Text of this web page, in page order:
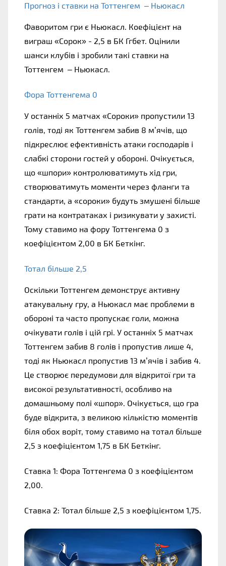
Прогноз і ставки на Тоттенгем – Ньюкасл
Фаворитом гри є Ньюкасл. Коефіцієнт на
виграш «Сорок» - 2,5 в БК Ггбет. Оцінили
шанси клубів і зробили такі ставки на
Тоттенгем – Ньюкасл.
Фора Тоттенгема 0
У останніх 5 матчах «Сороки» пропустили 13
голів, тоді як Тоттенгем забив 8 м’ячів, що
підкреслює ефективність атаки господарів і
слабкі сторони гостей у обороні. Очікується,
що «шпори» контролюватимуть хід гри,
створюватимуть моменти через фланги та
стандарти, а «сороки» будуть змушені більше
грати на контратаках і ризикувати у захисті.
Тому ставимо на фору Тоттенгема 0 з
коефіцієнтом 2,00 в БК Беткінг.
Тотал більше 2,5
Оскільки Тоттенгем демонструє активну
атакувальну гру, а Ньюкасл має проблеми в
обороні та часто пропускає голи, можна
очікувати голів і цій грі. У останніх 5 матчах
Тоттенгем забив 8 голів і пропустив лише 4,
тоді як Ньюкасл пропустив 13 м’ячів і забив 4.
Це створює передумови для відкритої гри та
високої результативності, особливо на
домашньому полі «шпор». Очікується, що гра
буде відкрита, з великою кількістю моментів
біля обох воріт, тому ставимо на тотал більше
2,5 з коефіцієнтом 1,75 в БК Беткінг.
Ставка 1: Фора Тоттенгема 0 з коефіцієнтом
2,00.
Ставка 2: Тотал більше 2,5 з коефіцієнтом 1,75.